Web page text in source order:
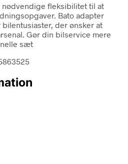
fleksibilitet til at
Bato adapter
der ønsker at
Gør din bilservice mere
sæt